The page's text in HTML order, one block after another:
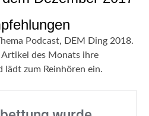
Podcast, DEM Ding 2018.
des Monats ihre
lädt zum Reinhören ein.